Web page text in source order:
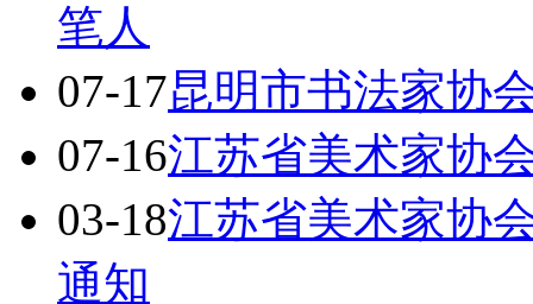
笔人
07-17昆明市书法家协
07-16江苏省美术家协
03-18江苏省美术家协
通知